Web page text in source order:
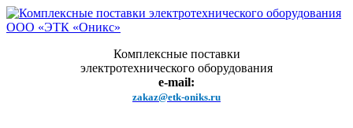
Комплексные поставки
электротехнического оборудования
e-mail:
zakaz@etk-oniks.ru